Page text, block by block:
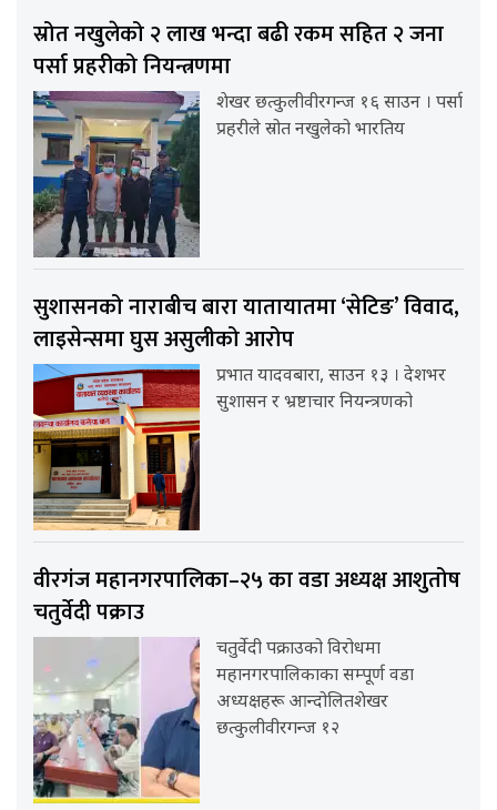
स्रोत नखुलेको २ लाख भन्दा बढी रकम सहित २ जना
पर्सा प्रहरीको नियन्त्रणमा
शेखर छत्कुलीवीरगन्ज १६ साउन । पर्सा
प्रहरीले स्रोत नखुलेको भारतिय
सुशासनको नाराबीच बारा यातायातमा ‘सेटिङ’ विवाद,
लाइसेन्समा घुस असुलीको आरोप
प्रभात यादवबारा, साउन १३ । देशभर
सुशासन र भ्रष्टाचार नियन्त्रणको
वीरगंज महानगरपालिका–२५ का वडा अध्यक्ष आशुतोष
चतुर्वेदी पक्राउ
चतुर्वेदी पक्राउको विरोधमा
महानगरपालिकाका सम्पूर्ण वडा
अध्यक्षहरू आन्दोलितशेखर
छत्कुलीवीरगन्ज १२